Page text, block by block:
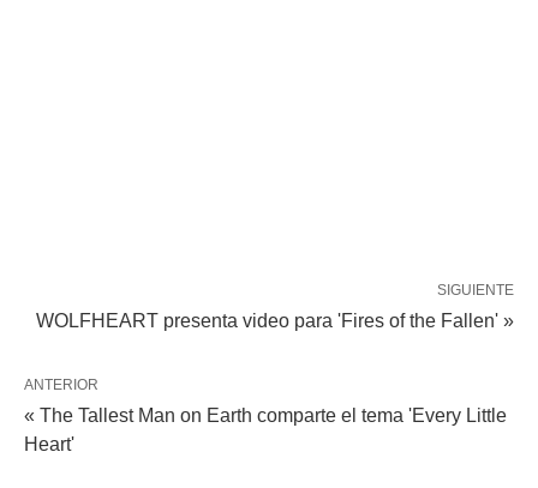
SIGUIENTE
WOLFHEART presenta video para 'Fires of the Fallen' »
ANTERIOR
« The Tallest Man on Earth comparte el tema 'Every Little
Heart'